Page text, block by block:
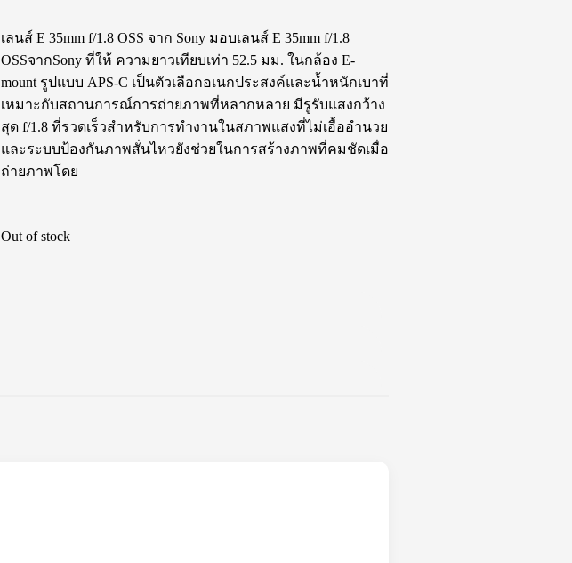
เลนส์ E 35mm f/1.8 OSS จาก Sony มอบเลนส์ E 35mm f/1.8
OSSจากSony ที่ให้ ความยาวเทียบเท่า 52.5 มม. ในกล้อง E-
mount รูปแบบ APS-C เป็นตัวเลือกอเนกประสงค์และน้ำหนักเบาที่
เหมาะกับสถานการณ์การถ่ายภาพที่หลากหลาย มีรูรับแสงกว้าง
สุด f/1.8 ที่รวดเร็วสำหรับการทำงานในสภาพแสงที่ไม่เอื้ออำนวย
และระบบป้องกันภาพสั่นไหวยังช่วยในการสร้างภาพที่คมชัดเมื่อ
ถ่ายภาพโดย
Out of stock